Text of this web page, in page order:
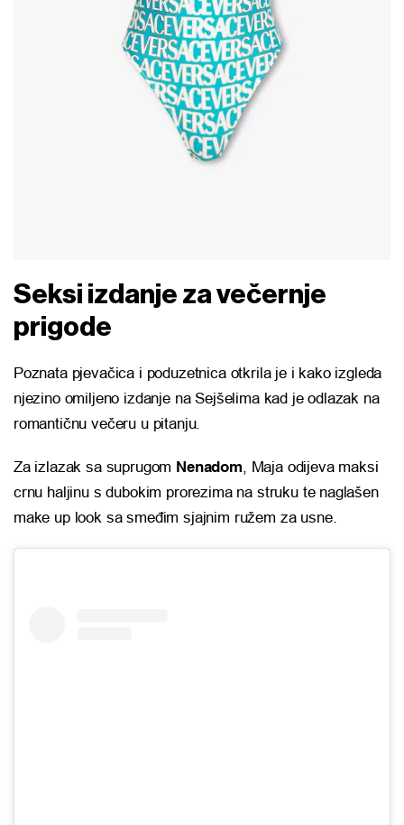
Seksi izdanje za večernje
prigode
Poznata pjevačica i poduzetnica otkrila je i kako izgleda
njezino omiljeno izdanje na Sejšelima kad je odlazak na
romantičnu večeru u pitanju.
Za izlazak sa suprugom Nenadom, Maja odijeva maksi
crnu haljinu s dubokim prorezima na struku te naglašen
make up look sa smeđim sjajnim ružem za usne.